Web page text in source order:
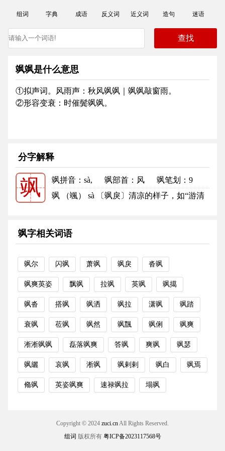
组词 字典 成语 反义词 近义词 造句 迷语
飒飒是什么意思
①拟声词。风雨声：秋风飒飒｜飒飒敲窗雨。
②形容变衰：时催鬓飒飒。
分字解释
飒 飒拼音 ：sà, 飒部首 ：风
飒笔划：9
飒的笔顺
飒 （颯） sà 〔飒戾〕清凉的样子，如“游清
飒字相关词语
飒尔 闪飒 萧飒 飒戾 沓飒
飒爽英姿 飘飒 拉飒 英飒 飒擖
飒沓 搭飒 飒洒 飒拉 潇飒 飒踏
衰飒 莅飒 飒然 飒飁 飒俐 飒爽
淅淅飒飒 磊落飒爽 答飒 爽飒 飒瑟
飒纚 哀飒 淅飒 飒剌剌 飒白 飒焉
翛飒 英姿飒爽 速禄飒拉 塌飒
Copyright © 2024 zuci.cnAll Rights Reserved.
组词 版权所有 粤ICP备2023117568号